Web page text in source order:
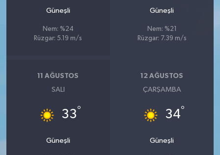
Güneşli
Nem: %24
Rüzgar: 5.19 m/s
Güneşli
Nem: %21
Rüzgar: 7.39 m/s
11 AĞUSTOS
SALI
33°
Güneşli
12 AĞUSTOS
ÇARŞAMBA
34°
Güneşli